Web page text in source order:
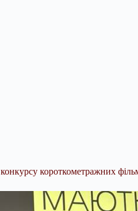
конкурсу короткометражних